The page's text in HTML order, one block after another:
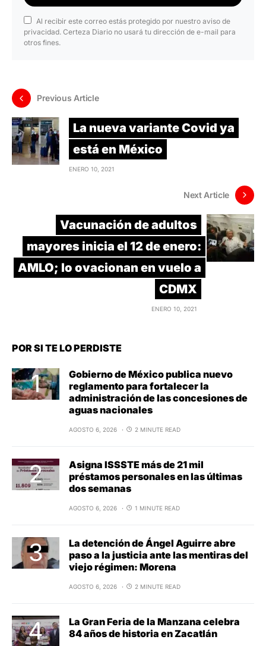
Al recibir este correo estás protegido por nuestro aviso de
privacidad. Certeza Diario no usará tu dirección de e-mail para
otros fines.
Previous Article
La nueva variante Covid ya
está en México
ENERO 10, 2021
Next Article
Vacunación de adultos
mayores inicia el 12 de enero:
AMLO; lo ovacionan en vuelo a
CDMX
ENERO 10, 2021
POR SI TE LO PERDISTE
Gobierno de México publica nuevo
reglamento para fortalecer la
administración de las concesiones de
aguas nacionales
AGOSTO 6, 2026 2 MINUTE READ
Asigna ISSSTE más de 21 mil
préstamos personales en las últimas
dos semanas
AGOSTO 6, 2026 1 MINUTE READ
La detención de Ángel Aguirre abre
paso a la justicia ante las mentiras del
viejo régimen: Morena
AGOSTO 6, 2026 2 MINUTE READ
La Gran Feria de la Manzana celebra
84 años de historia en Zacatlán